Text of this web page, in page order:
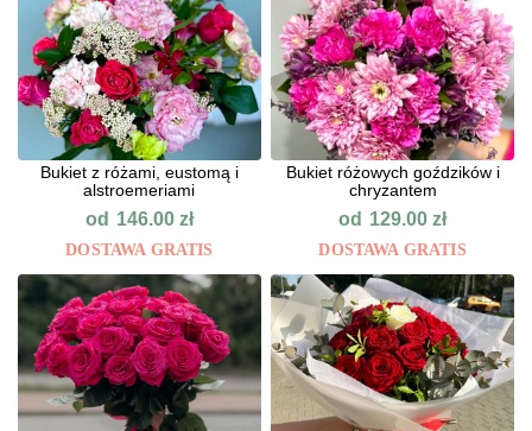
Bukiet z różami, eustomą i
alstroemeriami
od 146.00 zł
DOSTAWA GRATIS
Bukiet różowych goździków i
chryzantem
od 129.00zł
DOSTAWA GRATIS